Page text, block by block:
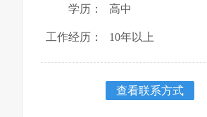
学历： 高中
工作经历： 10年以上
查看联系方式